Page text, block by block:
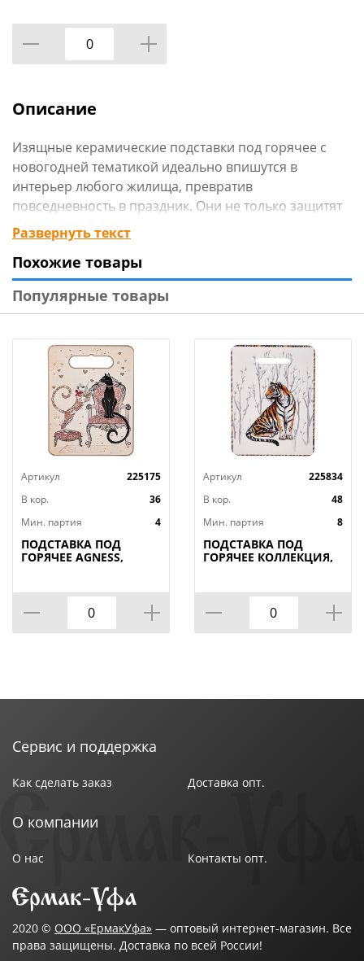
Описание
Изящные керамические подставки под горячее с
новогодней тематикой идеально впишутся в
интерьер любого жилища, превратив
повседневность в праздник. Они не только защитят
мебель от высоких температур, но и станут
прекрасным украшением интерьера, привнеся
атмосферу праздника и уюта.
Развернуть текст
Похожие товары
Популярные товары
Артикул
225175
В кор.
36
Мин. партия
4
ПОДСТАВКА ПОД
ГОРЯЧЕЕ AGNESS,
Артикул
225834
В кор.
48
Мин. партия
8
ПОДСТАВКА ПОД
ГОРЯЧЕЕ КОЛЛЕКЦИЯ,
Сервис и поддержка
Как сделать заказ Доставка опт.
О компании
О нас Контакты опт.
2020 © ООО «ЕрмакУфа» — оптовый интернет-магазин. Все
права защищены. Доставка по всей России!